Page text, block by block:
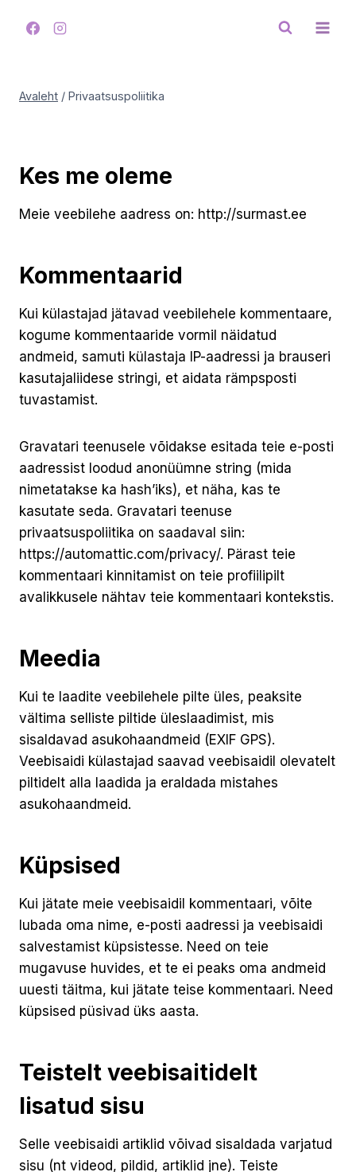
Avaleht / Privaatsuspoliitika
Kes me oleme
Meie veebilehe aadress on: http://surmast.ee
Kommentaarid
Kui külastajad jätavad veebilehele kommentaare,
kogume kommentaaride vormil näidatud
andmeid, samuti külastaja IP-aadressi ja brauseri
kasutajaliidese stringi, et aidata rämpsposti
tuvastamist.
Gravatari teenusele võidakse esitada teie e-posti
aadressist loodud anonüümne string (mida
nimetatakse ka hash’iks), et näha, kas te
kasutate seda. Gravatari teenuse
privaatsuspoliitika on saadaval siin:
https://automattic.com/privacy/. Pärast teie
kommentaari kinnitamist on teie profiilipilt
avalikkusele nähtav teie kommentaari kontekstis.
Meedia
Kui te laadite veebilehele pilte üles, peaksite
vältima selliste piltide üleslaadimist, mis
sisaldavad asukohaandmeid (EXIF GPS).
Veebisaidi külastajad saavad veebisaidil olevatelt
piltidelt alla laadida ja eraldada mistahes
asukohaandmeid.
Küpsised
Kui jätate meie veebisaidil kommentaari, võite
lubada oma nime, e-posti aadressi ja veebisaidi
salvestamist küpsistesse. Need on teie
mugavuse huvides, et te ei peaks oma andmeid
uuesti täitma, kui jätate teise kommentaari. Need
küpsised püsivad üks aasta.
Teistelt veebisaitidelt
lisatud sisu
Selle veebisaidi artiklid võivad sisaldada varjatud
sisu (nt videod, pildid, artiklid jne). Teiste